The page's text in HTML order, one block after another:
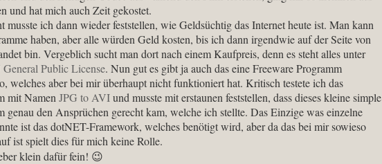
und hat mich auch Zeit gekostet.
musste ich dann wieder feststellen, wie Geldsüchtig das Internet heute ist. Man kann
haben, aber alle würden Geld kosten, bis ich dann irgendwie auf der Seite von
bin. Vergeblich sucht man dort nach einem Kaufpreis, denn es steht alles unter
Public License. Nun gut es gibt ja auch das eine Freeware Programm
welches aber bei mir überhaupt nicht funktioniert hat. Kritisch testete ich das
mit Namen JPG to AVIund musste mit erstaunen feststellen, dass dieses kleine simple
genau den Ansprüchen gerecht kam, welche ich stellte. Das Einzige was einzelne
ist das dotNET-Framework, welches benötigt wird, aber da das bei mir sowieso
ist spielt dies für mich keine Rolle.
klein dafür fein! 😉